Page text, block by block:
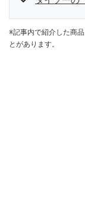
※記事内で紹介した商
とがあります。